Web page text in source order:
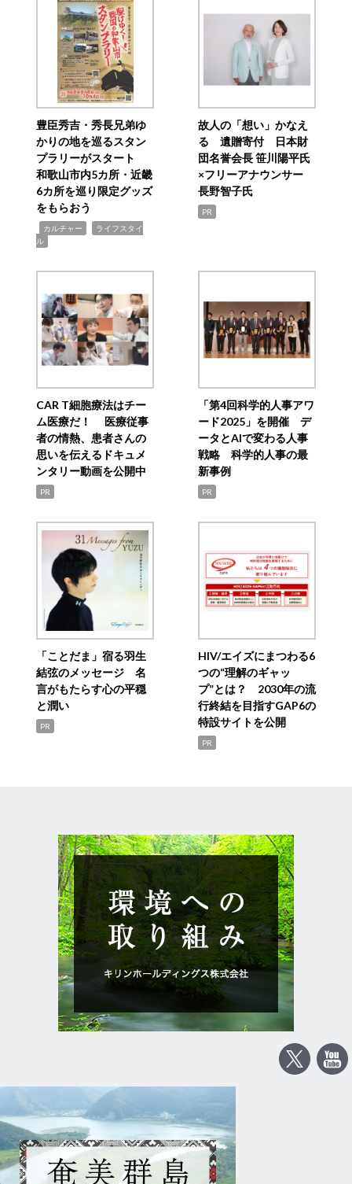
豊臣秀吉・秀長兄弟ゆ
かりの地を巡るスタン
プラリーがスタート
和歌山市内5カ所・近畿
6カ所を巡り限定グッズ
をもらおう
カルチャー
ライフスタイ
ル
故人の「想い」かなえ
る 遺贈寄付 日本財
団名誉会長 笹川陽平氏
×フリーアナウンサー
長野智子氏
PR
CAR T細胞療法はチー
ム医療だ！ 医療従事
者の情熱、患者さんの
思いを伝えるドキュメ
ンタリー動画を公開中
PR
「第4回科学的人事アワ
ード2025」を開催 デ
ータとAIで変わる人事
戦略 科学的人事の最
新事例
PR
「ことだま」宿る羽生
結弦のメッセージ 名
言がもたらす心の平穏
と潤い
PR
HIV/エイズにまつわる6
つの“理解のギャッ
プ”とは？ 2030年の流
行終結を目指すGAP6の
特設サイトを公開
PR